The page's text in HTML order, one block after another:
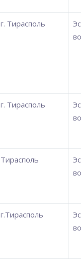
г. Тирасполь
г. Тирасполь
Тирасполь
г.Тирасполь